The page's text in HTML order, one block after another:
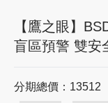
【鷹之眼】
盲區預警 雙安
分期總價：13512